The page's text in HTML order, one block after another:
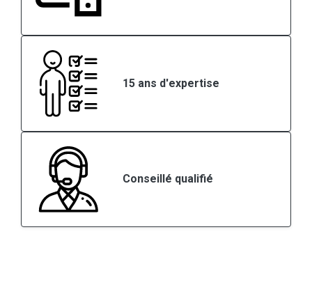
15 ans d'expertise
Conseillé qualifié